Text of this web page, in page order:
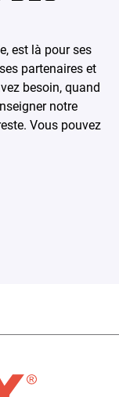
est là pour ses
partenaires et
besoin, quand
notre
Vous pouvez